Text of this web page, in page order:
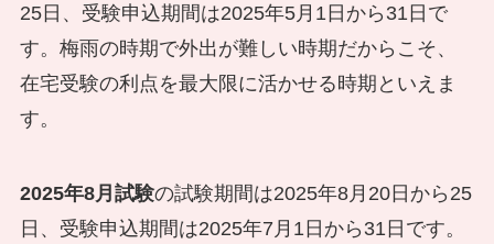
25日、受験申込期間は2025年5月1日から31日で
す。梅雨の時期で外出が難しい時期だからこそ、
在宅受験の利点を最大限に活かせる時期といえま
す。
2025年8月試験の試験期間は2025年8月20日から25
日、受験申込期間は2025年7月1日から31日です。